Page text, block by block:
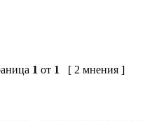
1 от 1
[ 2 мнения ]